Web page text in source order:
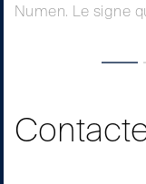
Numen. Le signe